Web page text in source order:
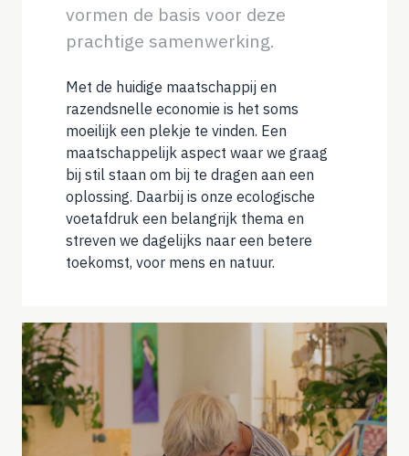
vormen de basis voor deze
prachtige samenwerking.
Met de huidige maatschappij en
razendsnelle economie is het soms
moeilijk een plekje te vinden. Een
maatschappelijk aspect waar we graag
bij stil staan om bij te dragen aan een
oplossing. Daarbij is onze ecologische
voetafdruk een belangrijk thema en
streven we dagelijks naar een betere
toekomst, voor mens en natuur.